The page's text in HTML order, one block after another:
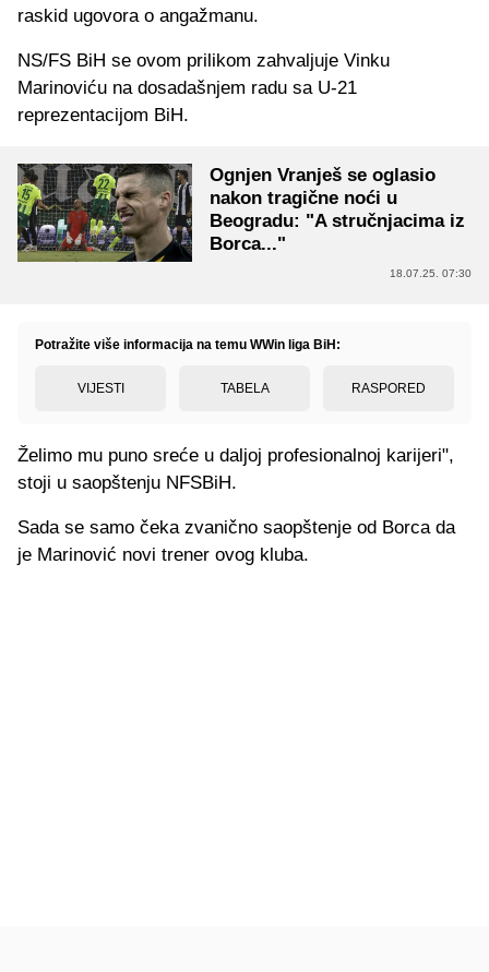
raskid ugovora o angažmanu.
NS/FS BiH se ovom prilikom zahvaljuje Vinku
Marinoviću na dosadašnjem radu sa U-21
reprezentacijom BiH.
Ognjen Vranješ se oglasio
nakon tragične noći u
Beogradu: "A stručnjacima iz
Borca..."
18.07.25. 07:30
Potražite više informacija na temu WWin liga BiH:
VIJESTI TABELA RASPORED
Želimo mu puno sreće u daljoj profesionalnoj karijeri",
stoji u saopštenju NFSBiH.
Sada se samo čeka zvanično saopštenje od Borca da
je Marinović novi trener ovog kluba.